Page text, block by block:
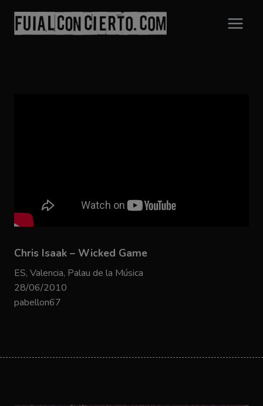
contenido
Chris Isaak – Wicked Game
ES, Valencia, Palau de la Música
28/06/2010
pabellon67